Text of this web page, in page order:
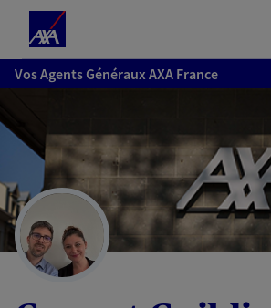
Accéder
au
Accéder
au
pied
de
page
Vos Agents Généraux AXA France